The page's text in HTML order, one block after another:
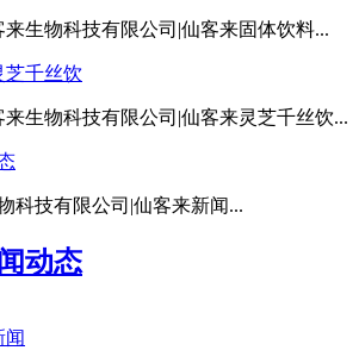
来生物科技有限公司|仙客来固体饮料...
芝千丝饮
来生物科技有限公司|仙客来灵芝千丝饮...
科技有限公司|仙客来新闻...
动态
闻